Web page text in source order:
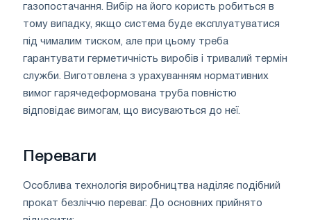
газопостачання. Вибір на його користь робиться в
тому випадку, якщо система буде експлуатуватися
під чималим тиском, але при цьому треба
гарантувати герметичність виробів і тривалий термін
служби. Виготовлена ​​з урахуванням нормативних
вимог гарячедеформована труба повністю
відповідає вимогам, що висуваються до неї.
Переваги
Особлива технологія виробництва наділяє подібний
прокат безліччю переваг. До основних прийнято